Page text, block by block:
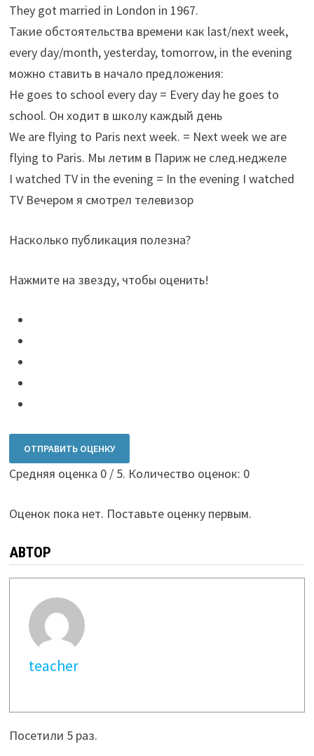
They got married in London in 1967.
Такие обстоятельства времени как last/next week,
every day/month, yesterday, tomorrow, in the evening
можно ставить в начало предложения:
He goes to school every day = Every day he goes to
school. Он ходит в школу каждый день
We are flying to Paris next week. = Next week we are
flying to Paris. Мы летим в Париж не след.неджеле
I watched TV in the evening = In the evening I watched
TV Вечером я смотрел телевизор
Насколько публикация полезна?
Нажмите на звезду, чтобы оценить!
ОТПРАВИТЬ ОЦЕНКУ
Средняя оценка 0/ 5. Количество оценок: 0
Оценок пока нет. Поставьте оценку первым.
АВТОР
teacher
Посетили 5 раз.